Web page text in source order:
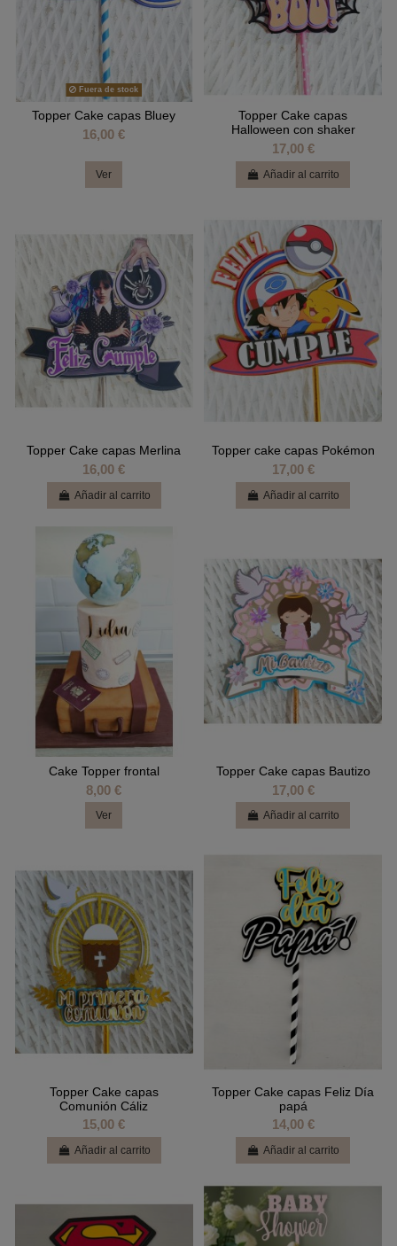
Fuera de stock
Topper Cake capas Bluey
16,00 €
Ver
Topper Cake capas
Halloween con shaker
17,00 €
Añadir al carrito
Topper Cake capas Merlina
16,00 €
Añadir al carrito
Topper cake capas Pokémon
17,00 €
Añadir al carrito
Cake Topper frontal
8,00 €
Ver
Topper Cake capas Bautizo
17,00 €
Añadir al carrito
Topper Cake capas
Comunión Cáliz
15,00 €
Añadir al carrito
Topper Cake capas Feliz Día
papá
14,00 €
Añadir al carrito